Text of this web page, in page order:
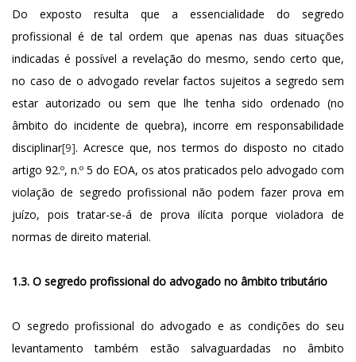
Do exposto resulta que a essencialidade do segredo
profissional é de tal ordem que apenas nas duas situações
indicadas é possível a revelação do mesmo, sendo certo que,
no caso de o advogado revelar factos sujeitos a segredo sem
estar autorizado ou sem que lhe tenha sido ordenado (no
âmbito do incidente de quebra), incorre em responsabilidade
disciplinar[9]. Acresce que, nos termos do disposto no citado
artigo 92.º, n.º 5 do EOA, os atos praticados pelo advogado com
violação de segredo profissional não podem fazer prova em
juízo, pois tratar-se-á de prova ilícita porque violadora de
normas de direito material.
1.3. O segredo profissional do advogado no âmbito tributário
O segredo profissional do advogado e as condições do seu
levantamento também estão salvaguardadas no âmbito